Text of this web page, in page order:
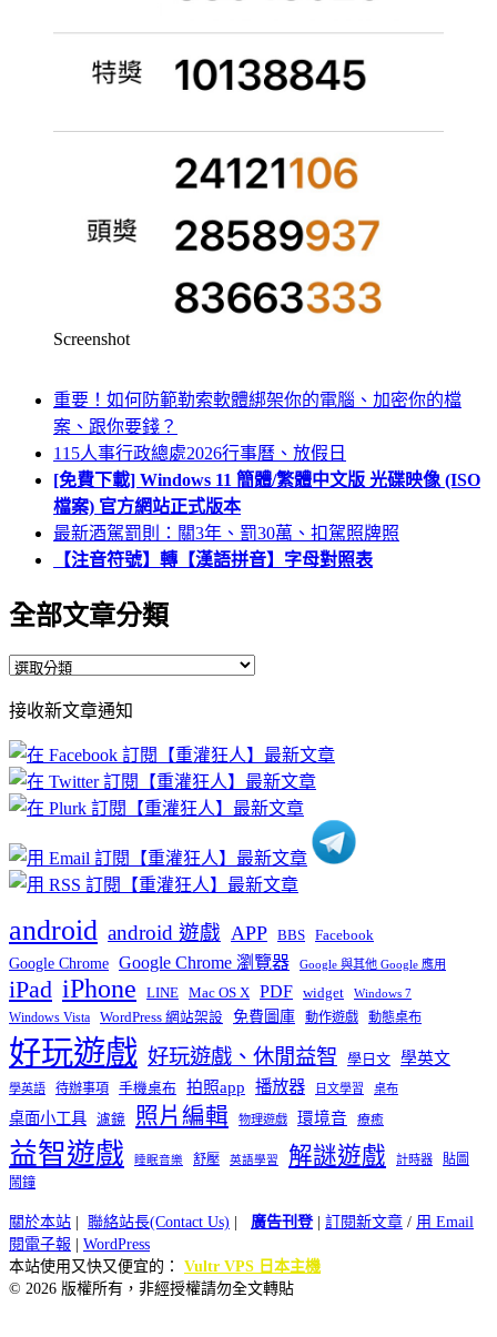
Screenshot
重要！如何防範勒索軟體綁架你的電腦、加密你的檔
案、跟你要錢？
115人事行政總處2026行事曆、放假日
[免費下載] Windows 11 簡體/繁體中文版 光碟映像 (ISO
檔案) 官方網站正式版本
最新酒駕罰則：關3年、罰30萬、扣駕照牌照
【注音符號】轉【漢語拼音】字母對照表
全部文章分類
全
文
章
分
類
接收新文章通知
android android 遊戲 APP BBS Facebook
Google Chrome Google Chrome 瀏覽器 Google 與其他 Google 應用
iPad iPhone LINE Mac OS X PDF widget Windows 7
Windows Vista WordPress 網站架設 免費圖庫 動作遊戲 動態桌布
好玩遊戲 好玩遊戲、休閒益智 學日文 學英文
學英語 待辦事項 手機桌布 拍照app 播放器 日文學習 桌布
桌面小工具 濾鏡 照片編輯 物理遊戲 環境音 療癒
益智遊戲 睡眠音樂 舒壓 英語學習 解謎遊戲 計時器
貼圖
鬧鐘
關於本站 聯絡站長(Contact Us) 廣告刊登| 訂閱新文章 / 用 Email
閱電子報
WordPress
本站使用又快又便宜的： Vultr VPS 日本主機
© 2026 版權所有，非經授權請勿全文轉貼